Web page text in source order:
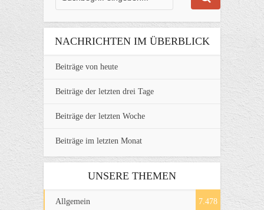
NACHRICHTEN IM ÜBERBLICK
Beiträge von heute
Beiträge der letzten drei Tage
Beiträge der letzten Woche
Beiträge im letzten Monat
UNSERE THEMEN
Allgemein 7.478